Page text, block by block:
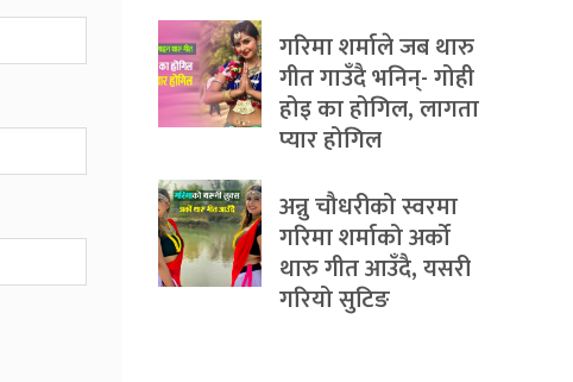
गरिमा शर्माले जब थारु
गीत गाउँदै भनिन्- गोही
होइ का होगिल, लागता
प्यार होगिल
अन्नु चौधरीको स्वरमा
गरिमा शर्माको अर्को
थारु गीत आउँदै, यसरी
गरियो सुटिङ